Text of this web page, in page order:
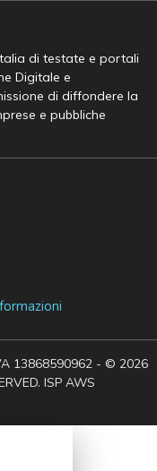
di testate e portali
Digitale e
di diffondere la
e pubbliche
13868590962 - © 2026
ISP AWS